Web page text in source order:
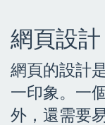
網頁設計
網頁的設計
一印象。一
外，還需要